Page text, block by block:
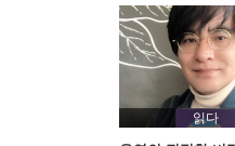
한 권의 책에서
밑줄을 그을 것
작가와 독자,
에코의 서재와
읽다